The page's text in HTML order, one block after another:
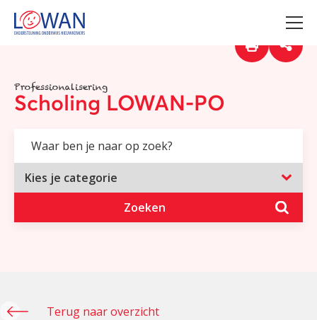
Professionalisering
Scholing LOWAN-PO
Zoeken
Terug naar overzicht